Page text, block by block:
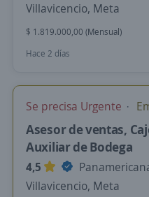
Villavicencio, Meta
$ 1.819.000,00 (Mensual)
Hace 2 días
Se precisa Urgente
Asesor de ventas,
Auxiliar de Bodega
4,5
Villavicencio, Meta